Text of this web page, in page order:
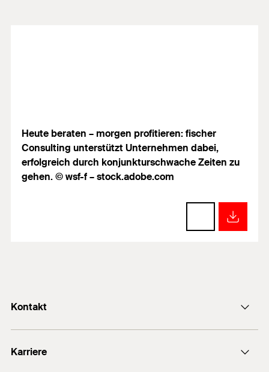
Heute beraten – morgen profitieren: fischer
Consulting unterstützt Unternehmen dabei,
erfolgreich durch konjunkturschwache Zeiten zu
gehen. © wsf-f – stock.adobe.com
Kontakt
+49 7443 12-0
Karriere